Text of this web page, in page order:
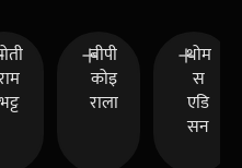
भट्ट
बीपी
कोइ
राला
थोम
स
एडि
सन